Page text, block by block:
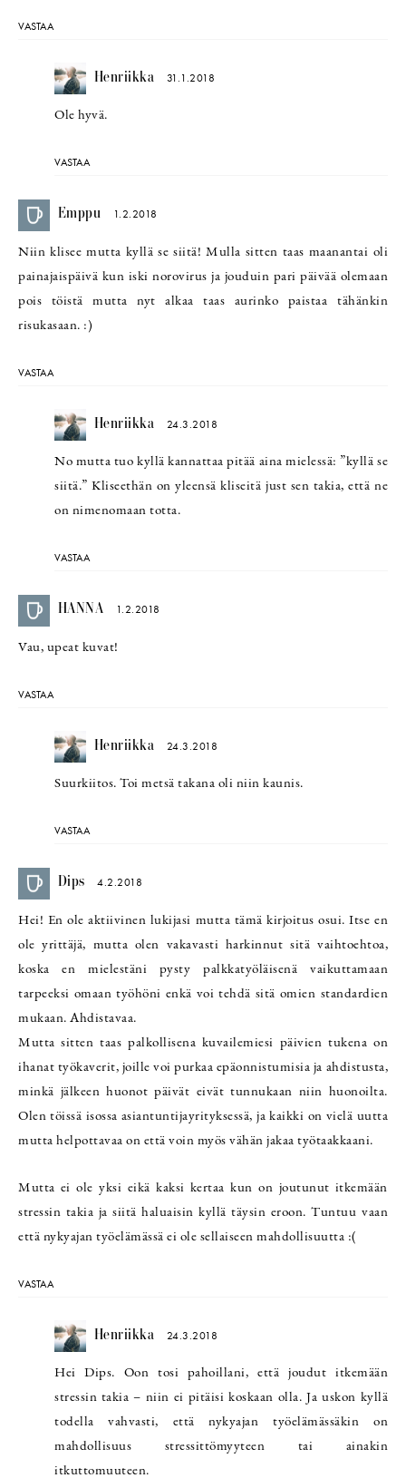
VASTAA
Henriikka 31.1.2018
Ole hyvä.
VASTAA
Emppu 1.2.2018
Niin klisee mutta kyllä se siitä! Mulla sitten taas maanantai oli
painajaispäivä kun iski norovirus ja jouduin pari päivää olemaan
pois töistä mutta nyt alkaa taas aurinko paistaa tähänkin
risukasaan. :)
VASTAA
Henriikka 24.3.2018
No mutta tuo kyllä kannattaa pitää aina mielessä: ”kyllä se
siitä.” Kliseethän on yleensä kliseitä just sen takia, että ne
on nimenomaan totta.
VASTAA
HANNA 1.2.2018
Vau, upeat kuvat!
VASTAA
Henriikka 24.3.2018
Suurkiitos. Toi metsä takana oli niin kaunis.
VASTAA
Dips 4.2.2018
Hei! En ole aktiivinen lukijasi mutta tämä kirjoitus osui. Itse en
ole yrittäjä, mutta olen vakavasti harkinnut sitä vaihtoehtoa,
koska en mielestäni pysty palkkatyöläisenä vaikuttamaan
tarpeeksi omaan työhöni enkä voi tehdä sitä omien standardien
mukaan. Ahdistavaa.
Mutta sitten taas palkollisena kuvailemiesi päivien tukena on
ihanat työkaverit, joille voi purkaa epäonnistumisia ja ahdistusta,
minkä jälkeen huonot päivät eivät tunnukaan niin huonoilta.
Olen töissä isossa asiantuntijayrityksessä, ja kaikki on vielä uutta
mutta helpottavaa on että voin myös vähän jakaa työtaakkaani.
Mutta ei ole yksi eikä kaksi kertaa kun on joutunut itkemään
stressin takia ja siitä haluaisin kyllä täysin eroon. Tuntuu vaan
että nykyajan työelämässä ei ole sellaiseen mahdollisuutta :(
VASTAA
Henriikka 24.3.2018
Hei Dips. Oon tosi pahoillani, että joudut itkemään
stressin takia – niin ei pitäisi koskaan olla. Ja uskon kyllä
todella vahvasti, että nykyajan työelämässäkin on
mahdollisuus stressittömyyteen tai ainakin
itkuttomuuteen.